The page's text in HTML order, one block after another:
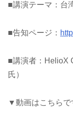
■講演テーマ：台
■告知ページ：
■講演者：HelioX
氏）
▼動画はこちらで